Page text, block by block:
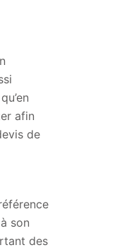
afin
de
son
des